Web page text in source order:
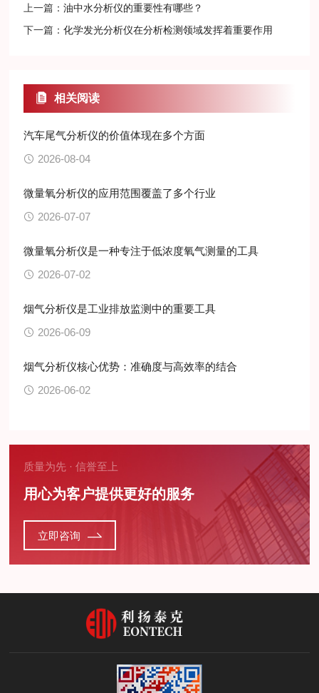
上一篇：油中水分析仪的重要性有哪些？
下一篇：化学发光分析仪在分析检测领域发挥着重要作用
相关阅读
汽车尾气分析仪的价值体现在多个方面
2026-08-04
微量氧分析仪的应用范围覆盖了多个行业
2026-07-07
微量氧分析仪是一种专注于低浓度氧气测量的工具
2026-07-02
烟气分析仪是工业排放监测中的重要工具
2026-06-09
烟气分析仪核心优势：准确度与高效率的结合
2026-06-02
质量为先 · 信誉至上
用心为客户提供更好的服务
立即咨询